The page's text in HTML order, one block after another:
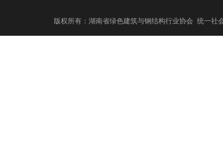
版权所有：湖南省绿色建筑与钢结构行业协会 统一